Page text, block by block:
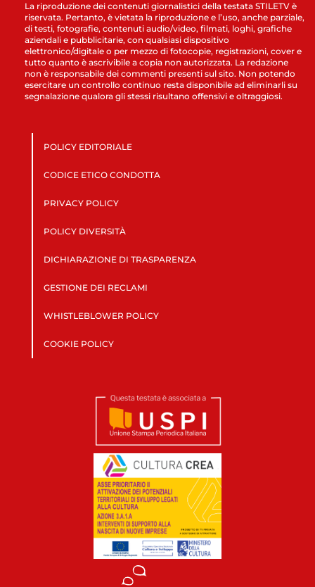
La riproduzione dei contenuti giornalistici della testata STILETV è
riservata. Pertanto, è vietata la riproduzione e l’uso, anche parziale,
di testi, fotografie, contenuti audio/video, filmati, loghi, grafiche
aziendali e pubblicitarie, con qualsiasi dispositivo
elettronico/digitale o per mezzo di fotocopie, registrazioni, cover e
tutto quanto è ascrivibile a copia non autorizzata. La redazione
non è responsabile dei commenti presenti sul sito. Non potendo
esercitare un controllo continuo resta disponibile ad eliminarli su
segnalazione qualora gli stessi risultano offensivi e oltraggiosi.
POLICY EDITORIALE
CODICE ETICO CONDOTTA
PRIVACY POLICY
POLICY DIVERSITÀ
DICHIARAZIONE DI TRASPARENZA
GESTIONE DEI RECLAMI
WHISTLEBLOWER POLICY
COOKIE POLICY